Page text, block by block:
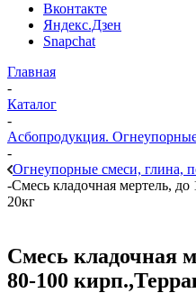
Вконтакте
Яндекс.Дзен
Snapchat
Главная
-
Каталог
-
Асбопродукция.
-
Огнеупорные смеси, глина,
-Смесь кладочная мертель, до
20кг
Смесь кладочная
80-100